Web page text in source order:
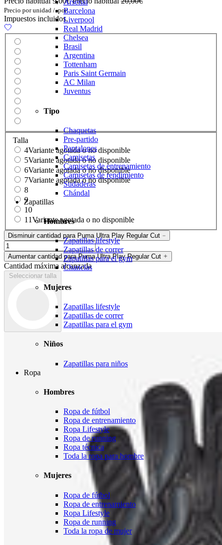
Arsenal
Barcelona
Liverpool
Real Madrid
Chelsea
Brasil
Argentina
Tottenham
Paris Saint Germain
AC Milan
Juventus
Tipo
Chaquetas
Pre-partido
Pantalones
Camisetas
Camisetas de entrenamiento
Camisetas de rendimiento
Sudaderas
Chándal
Zapatillas
Hombres
Zapatillas lifestyle
Zapatillas de correr
Zapatillas para el gym
Chanclas
Mujeres
Zapatillas lifestyle
Zapatillas de correr
Zapatillas para el gym
Niños
Zapatillas para niños
Ropa
Hombres
Ropa de fútbol
Ropa de entrenamiento
Ropa Lifestyle
Ropa de running
Ropa técnica
Toda la ropa para hombre
Mujeres
Ropa de fútbol
Ropa de entrenamiento
Ropa Lifestyle
Ropa de running
Toda la ropa de mujer
Precio por unidad / por
Impuestos incluidos.
Talla
4Variante agotada o no disponible
5Variante agotada o no disponible
6Variante agotada o no disponible
7Variante agotada o no disponible
8
9
10
11Variante agotada o no disponible
Disminuir cantidad para Puma Ultra Play Regular Cut
Aumentar cantidad para Puma Ultra Play Regular Cut
Cantidad máxima alcanzada
Seleccionar talla